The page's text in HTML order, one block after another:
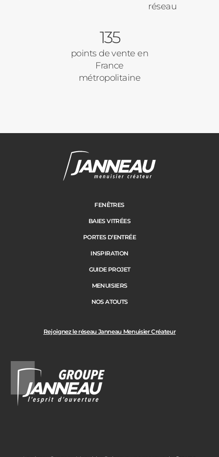
réseau
135
points de vente en
France
métropolitaine
Rejoignez le réseau Janneau Menuisier Créateur
FENÊTRES
BAIES VITRÉES
PORTES D’ENTRÉE
INSPIRATION
GUIDE PROJET
MENUISIERS
NOS ATOUTS